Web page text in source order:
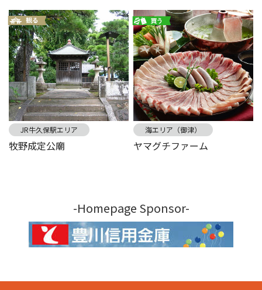
JR牛久保駅エリア
牧野成定公廟
海エリア（御津）
ヤマグチファーム
-Homepage Sponsor-